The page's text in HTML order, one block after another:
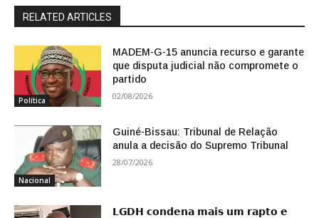
RELATED ARTICLES
Política
MADEM-G-15 anuncia recurso e garante
que disputa judicial não compromete o
partido
02/08/2026
Nacional
Guiné-Bissau: Tribunal de Relação
anula a decisão do Supremo Tribunal
28/07/2026
𝗟𝗚𝗗𝗛 𝗰𝗼𝗻𝗱𝗲𝗻𝗮 𝗺𝗮𝗶𝘀 𝘂𝗺 𝗿𝗮𝗽𝘁𝗼 𝗲